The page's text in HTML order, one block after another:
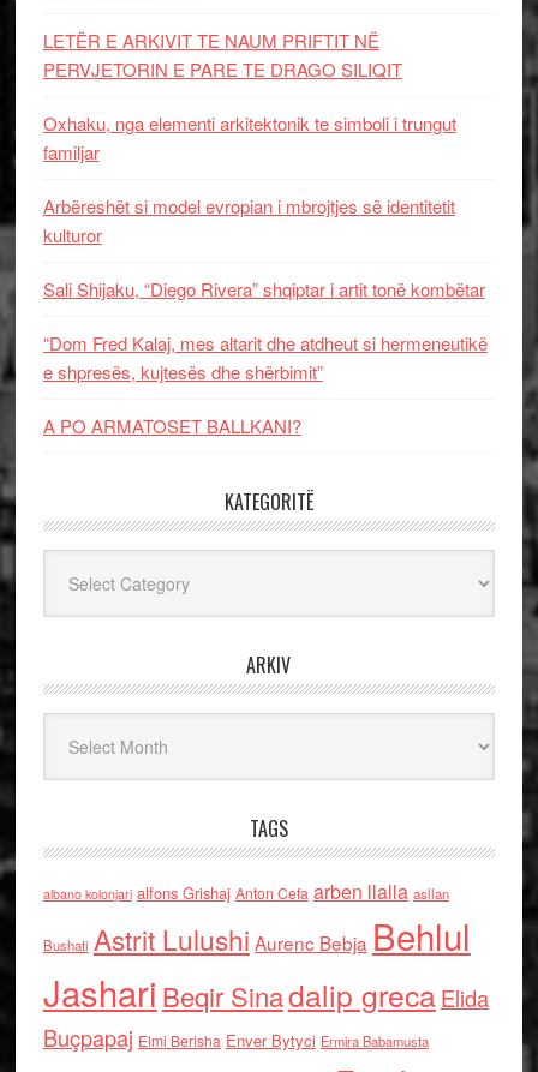
LETËR E ARKIVIT TE NAUM PRIFTIT NË
PERVJETORIN E PARE TE DRAGO SILIQIT
Oxhaku, nga elementi arkitektonik te simboli i trungut
familjar
Arbëreshët si model evropian i mbrojtjes së identitetit
kulturor
Sali Shijaku, “Diego Rivera” shqiptar i artit tonë kombëtar
“Dom Fred Kalaj, mes altarit dhe atdheut si hermeneutikë
e shpresës, kujtesës dhe shërbimit”
A PO ARMATOSET BALLKANI?
KATEGORITË
ARKIV
TAGS
albano kolonjari alfons Grishaj Anton Cefa arben llalla asllan
Bushati Astrit Lulushi Aurenc Bebja Behlul
Jashari Beqir Sinadalip grecaElida
Buçpapaj Elmi Berisha Enver Bytyci Ermira Babamusta